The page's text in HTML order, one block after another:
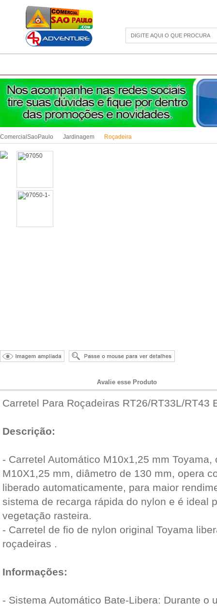
ComercialSaoPaulo Jardinagem Roçadeira
Avalie esse Produto
Carretel Para Roçadeiras RT26/RT33L/RT43
Descrição:
- Carretel Automático M10x1,25 mm
M10X1,25 mm, diâmetro de 130 mm, opera
liberado automaticamente, para maior
sistema de recarga rápida do nylon e é ideal
vegetação rasteira.
- Carretel de fio de nylon original Toyama
roçadeiras .
Informações:
- Sistema Automático Bate-Libera: Durante o